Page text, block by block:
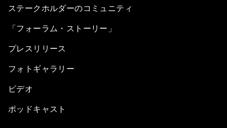
ステークホルダーのコミュニティ
「フォーラム・ストーリー」
プレスリリース
フォトギャラリー
ビデオ
ポッドキャスト